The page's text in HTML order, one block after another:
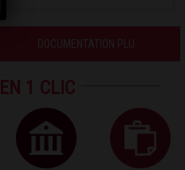
DOCUMENTATION PLU
EN 1 CLIC